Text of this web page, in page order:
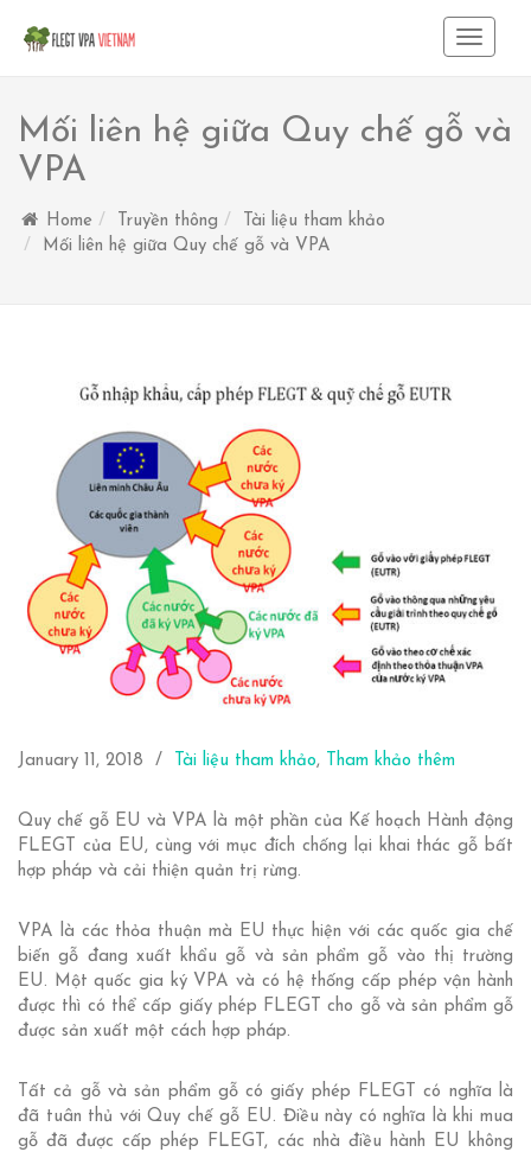
Toggle
Mối liên hệ giữa Quy chế gỗ và
VPA
Home Truyền thông
Tài liệu tham khảo
Mối liên hệ giữa Quy chế gỗ và VPA
January 11, 2018 Tài liệu tham khảo, Tham khảo thêm
Quy chế gỗ EU và VPA là một phần của Kế hoạch Hành động
FLEGT của EU, cùng với mục đích chống lại khai thác gỗ bất
hợp pháp và cải thiện quản trị rừng.
VPA là các thỏa thuận mà EU thực hiện với các quốc gia chế
biến gỗ đang xuất khẩu gỗ và sản phẩm gỗ vào thị trường
EU. Một quốc gia ký VPA và có hệ thống cấp phép vận hành
được thì có thể cấp giấy phép FLEGT cho gỗ và sản phẩm gỗ
được sản xuất một cách hợp pháp.
Tất cả gỗ và sản phẩm gỗ có giấy phép FLEGT có nghĩa là
đã tuân thủ với Quy chế gỗ EU. Điều này có nghĩa là khi mua
gỗ đã được cấp phép FLEGT, các nhà điều hành EU không